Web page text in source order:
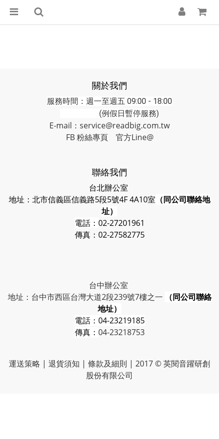
關於我們
服務時間：週一至週五 09:00 - 18:00
(例假日暫停服務)
E-mail：service@readbig.com.tw
FB 粉絲專頁
官方Line@
聯絡我們
台北辦公室
地址：北市信義區信義路5段5號4F 4A10室 （同公司聯絡地
址）
電話： 02-27201961
傳真：02-27582775
台中辦公室
地址：台中市西區台灣大道2段239號7樓之一
（同公司聯絡
地址）
電話： 04-23219185
傳真： 04-23218753
運送策略 | 退貨須知 | 條款及細則 | 2017 © 英閱音躍研創
股份有限公司